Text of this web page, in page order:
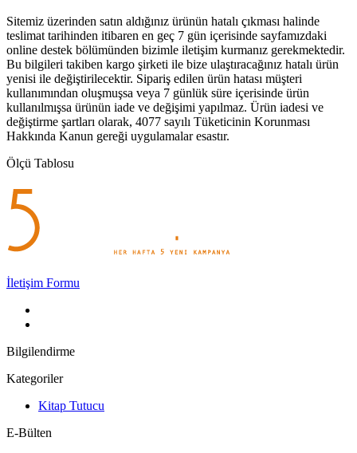
Sitemiz üzerinden satın aldığınız ürünün hatalı çıkması halinde
teslimat tarihinden itibaren en geç 7 gün içerisinde sayfamızdaki
online destek bölümünden bizimle iletişim kurmanız gerekmektedir.
Bu bilgileri takiben kargo şirketi ile bize ulaştıracağınız hatalı ürün
yenisi ile değiştirilecektir. Sipariş edilen ürün hatası müşteri
kullanımından oluşmuşsa veya 7 günlük süre içerisinde ürün
kullanılmışsa ürünün iade ve değişimi yapılmaz. Ürün iadesi ve
değiştirme şartları olarak, 4077 sayılı Tüketicinin Korunması
Hakkında Kanun gereği uygulamalar esastır.
Ölçü Tablosu
İletişim Formu
Bilgilendirme
Kategoriler
Kitap Tutucu
E-Bülten